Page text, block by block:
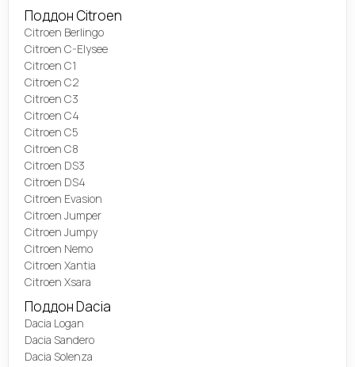
Поддон Citroen
Citroen Berlingo
Citroen C-Elysee
Citroen C1
Citroen C2
Citroen C3
Citroen C4
Citroen C5
Citroen C8
Citroen DS3
Citroen DS4
Citroen Evasion
Citroen Jumper
Citroen Jumpy
Citroen Nemo
Citroen Xantia
Citroen Xsara
Поддон Dacia
Dacia Logan
Dacia Sandero
Dacia Solenza